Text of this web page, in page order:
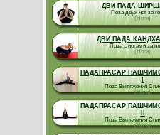
ДВИ ПАДА
Поза двух ног за
(Ноги)
ДВИ ПАДА
Поза с ногами за
(Ноги)
ПАДАПРАСАР
I
Поза Вытяжения
(Ноги)
ПАДАПРАСАР
II
Поза Вытяжения
(Ноги)